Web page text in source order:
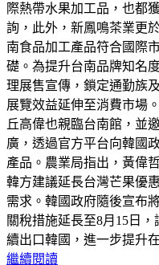
際熱帶水果加工品，也都
詢，此外，新鳳鳴茶業更
南食品加工產品符合國際
礎。為提升台南品牌知名
理展售宣傳，鎖定通勤族
展覽效益延伸至消費市場
丘高偉也親臨台南館，並
廣，透過官方平台向韓國
產品。農業局指出，黃偉
韓方建議延長台灣芒果優
需求。韓國政府隨後宣布
關稅措施延長至8月15日
續出口韓國，進一步提升
繼續閱讀